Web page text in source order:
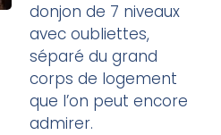
donjon de 7 niveaux
avec oubliettes,
séparé du grand
corps de logement
que l’on peut encore
admirer.